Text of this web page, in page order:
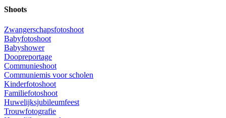
Shoots
Zwangerschapsfotoshoot
Babyfotoshoot
Babyshower
Doopreportage
Communieshoot
Communiemis voor scholen
Kinderfotoshoot
Familiefotoshoot
Huwelijksjubileumfeest
Trouwfotografie